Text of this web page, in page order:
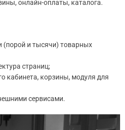
онлайн-оплаты, каталога.
(порой и тысячи) товарных
страниц;
кабинета, корзины, модуля для
сервисами.